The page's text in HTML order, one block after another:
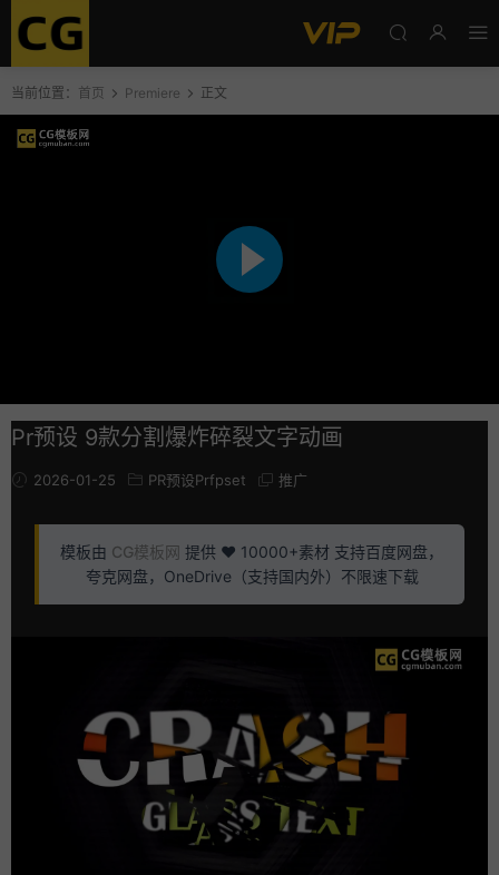
当前位置： 首页 Premiere 正文
Pr预设 9款分割爆炸碎裂文字动画
2026-01-25 PR预设Prfpset 推广
模板由 CG模板网 提供 ❤️ 10000+素材 支持百度网盘，
夸克网盘，OneDrive（支持国内外）不限速下载